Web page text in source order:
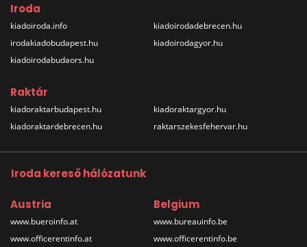
Iroda
kiadoiroda.info
irodakiadobudapest.hu
kiadoirodabudaors.hu
kiadoirodadebrecen.hu
kiadoirodagyor.hu
Raktár
kiadoraktarbudapest.hu
kiadoraktardebrecen.hu
kiadoraktargyor.hu
raktarszekesfehervar.hu
Iroda kereső hálózatunk
Austria
www.bueroinfo.at
www.officerentinfo.at
Belgium
www.bureauinfo.be
www.officerentinfo.be